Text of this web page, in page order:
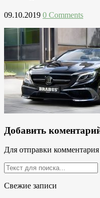
09.10.2019 0 Comments
Добавить
Для отправки
Свежие записи